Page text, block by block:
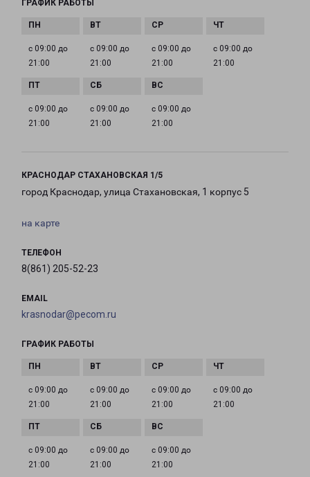
ГРАФИК РАБОТЫ
с 09:00 до
21:00
с 09:00 до
21:00
с 09:00 до
21:00
с 09:00 до
21:00
с 09:00 до
21:00
с 09:00 до
21:00
с 09:00 до
21:00
КРАСНОДАР СТАХАНОВСКАЯ 1/5
город Краснодар, улица Стахановская, 1 корпус 5
на карте
ТЕЛЕФОН
8(861) 205-52-23
EMAIL
krasnodar@pecom.ru
ГРАФИК РАБОТЫ
с 09:00 до
21:00
с 09:00 до
21:00
с 09:00 до
21:00
с 09:00 до
21:00
с 09:00 до
21:00
с 09:00 до
21:00
с 09:00 до
21:00